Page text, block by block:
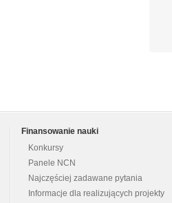
Finansowanie nauki
Konkursy
Panele NCN
Najczęściej zadawane pytania
Informacje dla realizujących projekty